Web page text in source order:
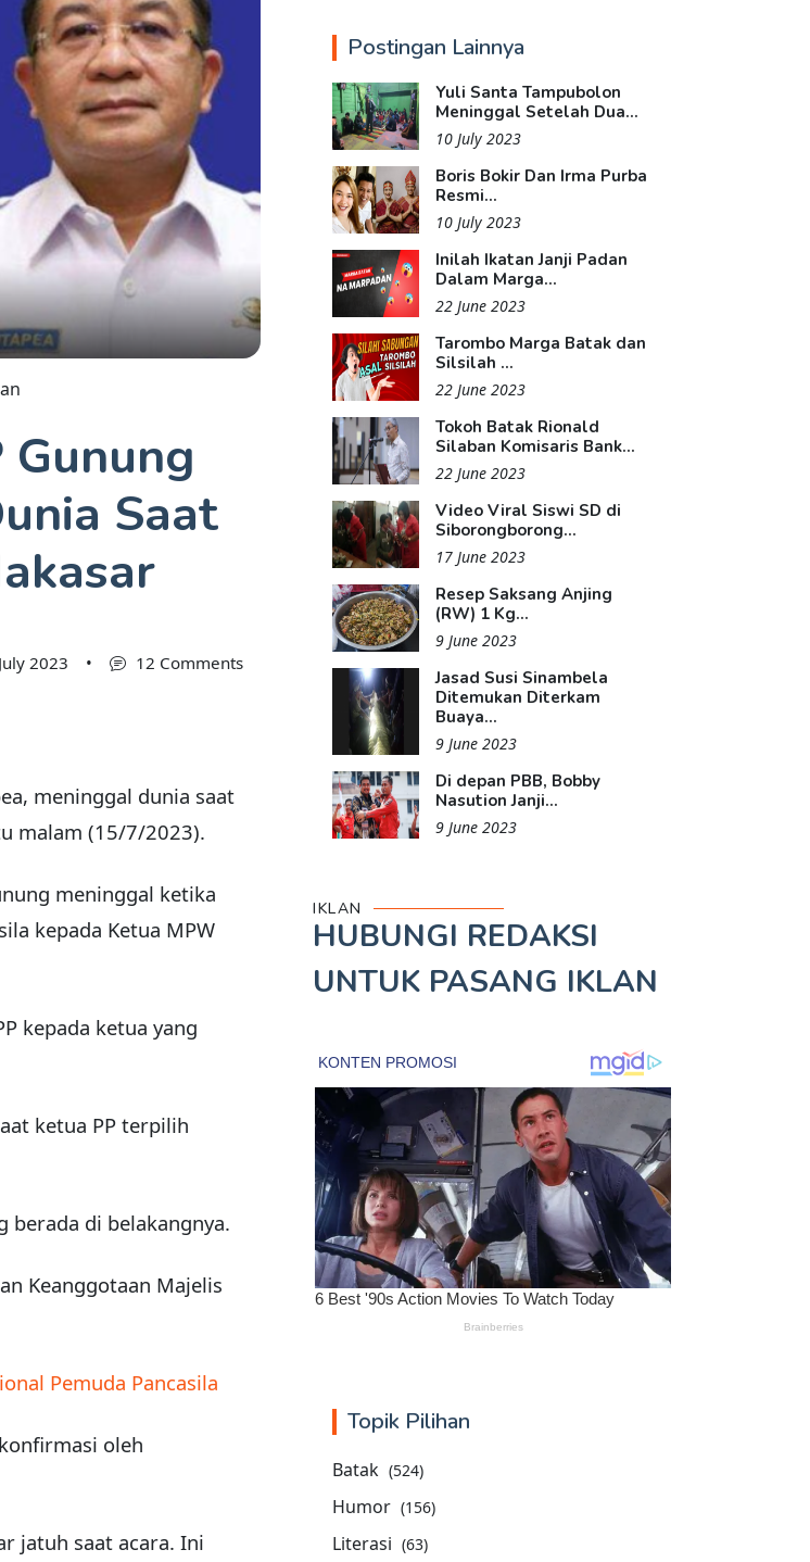
Saat
2023 • 12 Comments
meninggal dunia saat
malam (15/7/2023).
meninggal ketika
kepada Ketua MPW
kepada ketua yang
ketua PP terpilih
berada di belakangnya.
Keanggotaan Majelis
Pemuda Pancasila
oleh
jatuh saat acara. Ini
Postingan Lainnya
Yuli Santa Tampubolon
Meninggal Setelah Dua...
10 July 2023
Boris Bokir Dan Irma Purba
Resmi...
10 July 2023
Inilah Ikatan Janji Padan
Dalam Marga...
22 June 2023
Tarombo Marga Batak dan
Silsilah ...
22 June 2023
Tokoh Batak Rionald
Silaban Komisaris Bank...
22 June 2023
Video Viral Siswi SD di
Siborongborong...
17 June 2023
Resep Saksang Anjing
(RW) 1 Kg...
9 June 2023
Jasad Susi Sinambela
Ditemukan Diterkam
Buaya...
9 June 2023
Di depan PBB, Bobby
Nasution Janji...
9 June 2023
IKLAN
HUBUNGI REDAKSI
UNTUK PASANG IKLAN
Topik Pilihan
Batak (524)
Humor (156)
Literasi (63)